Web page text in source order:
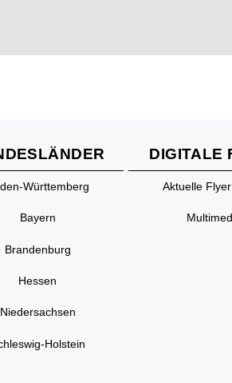
Württemberg
Bayern
Brandenburg
Hessen
Niedersachsen
Holstein
DIGITALE
Aktuelle